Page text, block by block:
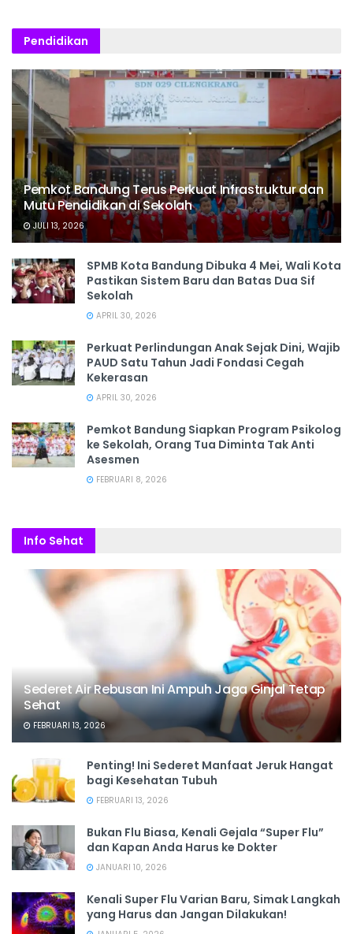
Pendidikan
Pemkot Bandung Terus Perkuat Infrastruktur dan
Mutu Pendidikan di Sekolah
JULI 13, 2026
SPMB Kota Bandung Dibuka 4 Mei, Wali Kota
Pastikan Sistem Baru dan Batas Dua Sif
Sekolah
APRIL 30, 2026
Perkuat Perlindungan Anak Sejak Dini, Wajib
PAUD Satu Tahun Jadi Fondasi Cegah
Kekerasan
APRIL 30, 2026
Pemkot Bandung Siapkan Program Psikolog
ke Sekolah, Orang Tua Diminta Tak Anti
Asesmen
FEBRUARI 8, 2026
Info Sehat
Sederet Air Rebusan Ini Ampuh Jaga Ginjal Tetap
Sehat
FEBRUARI 13, 2026
Penting! Ini Sederet Manfaat Jeruk Hangat
bagi Kesehatan Tubuh
FEBRUARI 13, 2026
Bukan Flu Biasa, Kenali Gejala “Super Flu”
dan Kapan Anda Harus ke Dokter
JANUARI 10, 2026
Kenali Super Flu Varian Baru, Simak Langkah
yang Harus dan Jangan Dilakukan!